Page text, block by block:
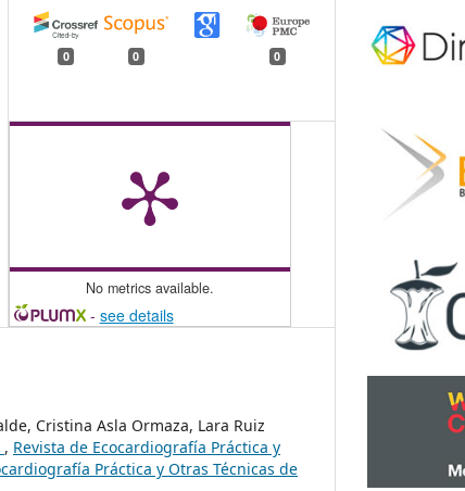
0 0 0
No metrics available.
- see details
Cristina Asla Ormaza, Lara Ruiz
, Revista de Ecocardiografía Práctica y
Práctica y Otras Técnicas de